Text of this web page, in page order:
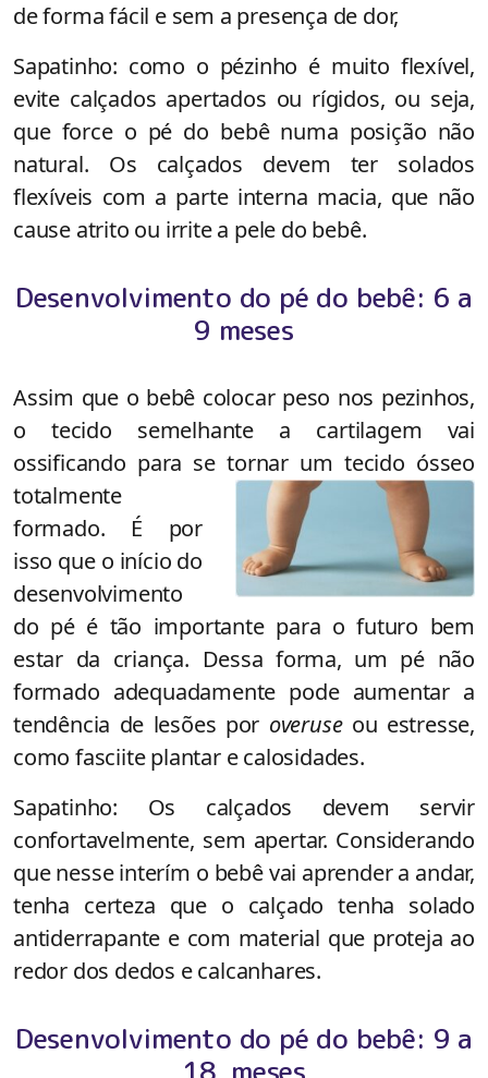
de forma fácil e sem a presença de dor,
Sapatinho: como o pézinho é muito flexível,
evite calçados apertados ou rígidos, ou seja,
que force o pé do bebê numa posição não
natural. Os calçados devem ter solados
flexíveis com a parte interna macia, que não
cause atrito ou irrite a pele do bebê.
Desenvolvimento do pé do bebê: 6 a
9 meses
Assim que o bebê colocar peso nos pezinhos,
o tecido semelhante a cartilagem vai
ossificando para se tornar um tecido ósseo
totalmente
formado. É por
isso que o início do
desenvolvimento
do pé é tão importante para o futuro bem
estar da criança. Dessa forma, um pé não
formado adequadamente pode aumentar a
tendência de lesões por overuseou estresse,
como fasciite plantar e calosidades.
Sapatinho: Os calçados devem servir
confortavelmente, sem apertar. Considerando
que nesse interím o bebê vai aprender a andar,
tenha certeza que o calçado tenha solado
antiderrapante e com material que proteja ao
redor dos dedos e calcanhares.
Desenvolvimento do pé do bebê: 9 a